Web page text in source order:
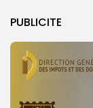
PUBLICITE